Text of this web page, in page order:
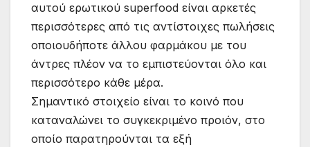
αυτού ερωτικού superfood είναι αρκετές
περισσότερες από τις αντίστοιχες πωλήσεις
οποιουδήποτε άλλου φαρμάκου με του
άντρες πλέον να το εμπιστεύονται όλο και
περισσότερο κάθε μέρα.
Σημαντικό στοιχείο είναι το κοινό που
καταναλώνει το συγκεκριμένο προιόν, στο
οποίο παρατηρούνται τα εξή